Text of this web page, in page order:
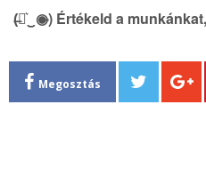
(̶◉͛‿◉̶) Értékeld a
Megosztás